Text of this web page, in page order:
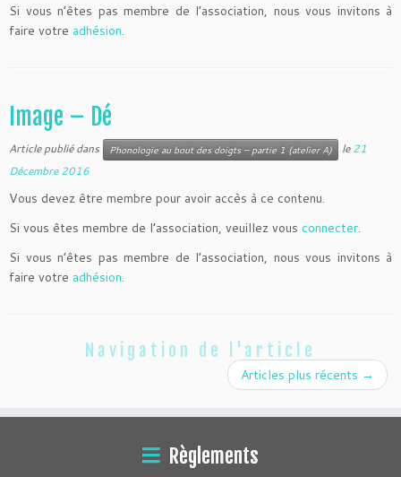
Si vous n’êtes pas membre de l’association, nous vous invitons à
faire votre adhésion.
Image – Dé
Article publié dans Phonologie au bout des doigts – partie 1 (atelier A) le21
Décembre 2016
Vous devez être membre pour avoir accès à ce contenu.
Si vous êtes membre de l’association, veuillez vous connecter.
Si vous n’êtes pas membre de l’association, nous vous invitons à
faire votre adhésion.
Navigation de l'article
Articles plus récents →
Règlements